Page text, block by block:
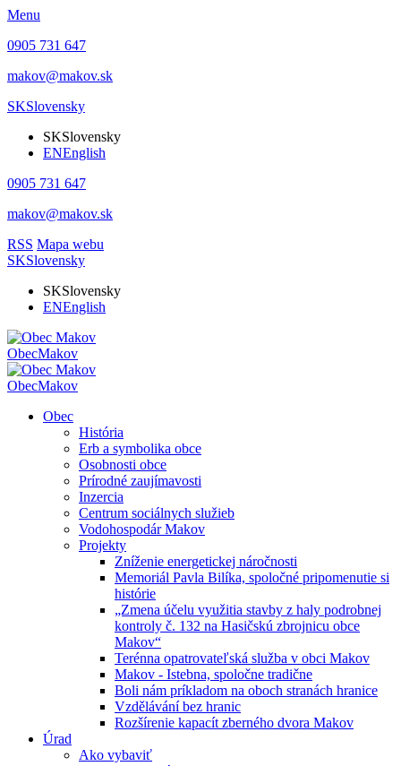
Menu
0905 731 647
makov@makov.sk
SKSlovensky
SKSlovensky
ENEnglish
0905 731 647
makov@makov.sk
RSS Mapa webu
SKSlovensky
SKSlovensky
ENEnglish
ObecMakov
ObecMakov
Obec
História
Erb a symbolika obce
Osobnosti obce
Prírodné zaujímavosti
Inzercia
Centrum sociálnych služieb
Vodohospodár Makov
Projekty
Zníženie energetickej náročnosti
Memoriál Pavla Bilíka, spoločné pripomenutie si
histórie
„Zmena účelu využitia stavby z haly podrobnej
kontroly č. 132 na Hasičskú zbrojnicu obce
Makov“
Terénna opatrovateľská služba v obci Makov
Makov - Istebna, spoločne tradične
Boli nám príkladom na oboch stranách hranice
Vzdělávání bez hranic
Rozšírenie kapacít zberného dvora Makov
Úrad
Ako vybaviť